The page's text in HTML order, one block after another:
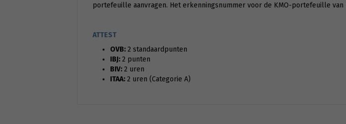
portefeuille aanvragen. Het erkenningsnummer voor de KMO-portefeuille van
ATTEST
OVB:2 standaardpunten
IBJ:2 punten
BIV:2 uren
ITAA:2 uren (Categorie A)